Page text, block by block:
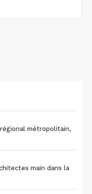
métropolitain,
main dans la